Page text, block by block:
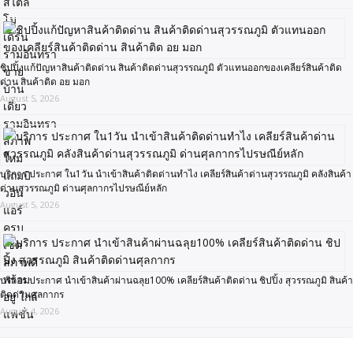
ชิปปิ้งแก้ปัญหาสินค้าติดด่าน สินค้าติดด่านสุวรรณภูมิ ตัวแทนออกของเคลียร์สินค้าติด
ด่าน สินค้าติด อย มอก
August 5, 2026
บริการ ประกาศ ใน1วัน นำเข้าสินค้าติดด่านทำไง เคลียร์สินค้าด่านสุวรรณภูมิ คลังสินค้า
ด่านสุวรรณภูมิ ด่านศุลกากรไปรษณีย์หลัก
August 5, 2026
บริการ ประกาศ นำเข้าสินค้าผ่านฉลุย100% เคลียร์สินค้าติดด่าน ชิปปิ้ง สุวรรณภูมิ สินค้า
ติดด่านศุลกากร
August 4, 2026